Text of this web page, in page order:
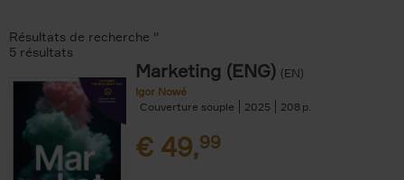
Résultats de recherche ''
5 résultats
Marketing (ENG) (EN)
Igor Nowé
Couverture souple
2025 208
€ 49,99